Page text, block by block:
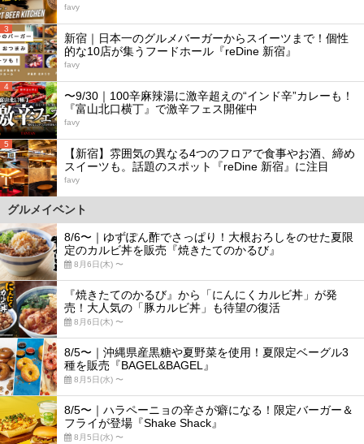
favy
3
新宿｜日本一のグルメバーガーからスイーツまで！個性
的な10店が集うフードホール『reDine 新宿』
favy
4
〜9/30｜100辛麻辣湯に激辛超えの“インド辛”カレーも！
『富山北口横丁』で激辛フェス開催中
favy
5
【新宿】雰囲気の異なる4つのフロアで食事やお酒、締め
スイーツも。話題のスポット『reDine 新宿』に注目
favy
グルメイベント
8/6〜｜ゆずぽん酢でさっぱり！大根おろしをのせた夏限
定のカルビ丼を販売『焼きたてのかるび』
8月6日(木) 〜
『焼きたてのかるび』から「にんにくカルビ丼」が発
売！大人気の「豚カルビ丼」も待望の復活
8月6日(木) 〜
8/5〜｜沖縄県産黒糖や夏野菜を使用！夏限定ベーグル3
種を販売『BAGEL&BAGEL』
8月5日(水) 〜
8/5〜｜ハラペーニョの辛さが癖になる！限定バーガー＆
フライが登場『Shake Shack』
8月5日(水) 〜